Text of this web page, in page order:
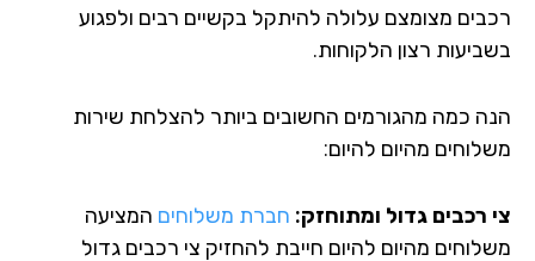
מצומצם עלולה להיתקל בקשיים רבים ולפגוע
רצון הלקוחות.
כמה מהגורמים החשובים ביותר להצלחת שירות
מהיום להיום:
רכבים גדול ומתוחזק:חברת משלוחיםהמציעה
מהיום להיום חייבת להחזיק צי רכבים גדול